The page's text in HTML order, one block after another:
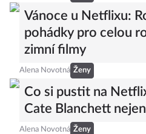
Vánoce u Netflixu:
pohádky pro celou
zimní filmy
Alena Novotná Ženy
Co si pustit na
Cate Blanchett
Alena Novotná Ženy